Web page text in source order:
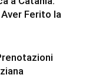
Ferito la